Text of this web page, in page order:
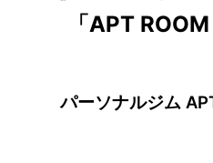
「APT
パーソナルジム